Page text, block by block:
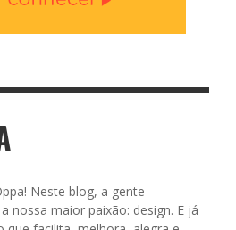
Neste blog, a gente
nossa maior paixão: design. E já